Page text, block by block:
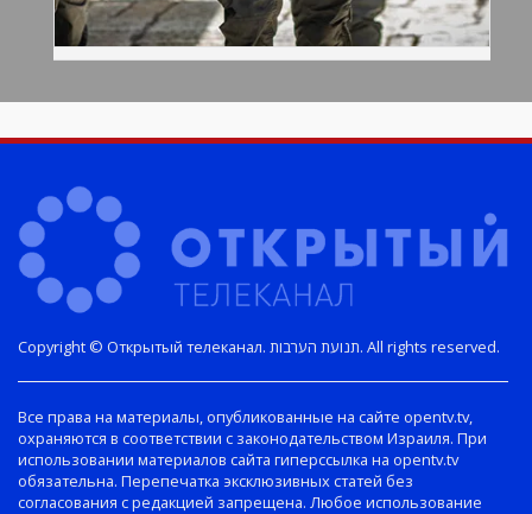
Copyright © Открытый телеканал. תנועת הערבות. All rights reserved.
Все права на материалы, опубликованные на сайте opentv.tv,
охраняются в соответствии с законодательством Израиля. При
использовании материалов сайта гиперссылка на opentv.tv
обязательна. Перепечатка эксклюзивных статей без
согласования с редакцией запрещена. Любое использование